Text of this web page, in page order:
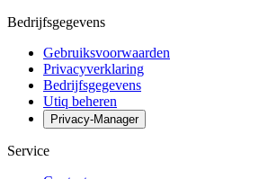
Bedrijfsgegevens
Gebruiksvoorwaarden
Privacyverklaring
Bedrijfsgegevens
Utiq beheren
Privacy-Manager
Service